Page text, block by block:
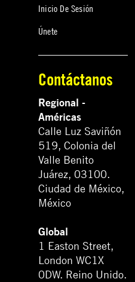
Inicio De Sesión
Únete
Contáctanos
Regional -
Américas
Calle Luz Saviñón
519, Colonia del
Valle Benito
Juárez, 03100.
Ciudad de México,
México
Global
1 Easton Street,
London WC1X
0DW. Reino Unido.